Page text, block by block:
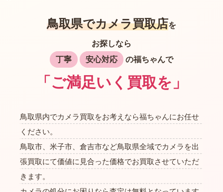
鳥取県でカメラ買取店を
お探しなら
丁寧
安心対応 の福ちゃんで
「ご満足いく買取を」
鳥取県内でカメラ買取をお考えなら福ちゃんにお任せ
ください。
鳥取市、米子市、倉吉市など鳥取県全域でカメラを出
張買取にて価値に見合った価格でお買取させていただ
きます。